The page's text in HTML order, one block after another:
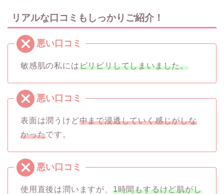
リアルな口コミもしっかりご紹介！
敏感肌の私にはピリピリしてしまいました。
表面は潤うけど中まで浸透していく感じがしな
かったです。
使用直後は潤いますが、 1時間もするけど肌がし